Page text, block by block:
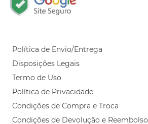
Política de Envio/Entrega
Disposições Legais
Termo de Uso
Política de Privacidade
Condições de Compra e Troca
Condições de Devolução e Reembolso